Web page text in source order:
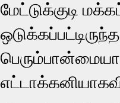
மேட்டுக்குடி